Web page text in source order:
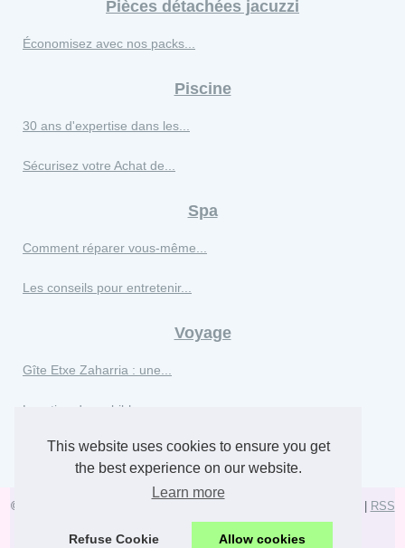
This website uses cookies to ensure you get
the best experience on our website.
Learn more
Refuse Cookie Allow cookies
Pièces détachées jacuzzi
Économisez avec nos packs...
Piscine
30 ans d'expertise dans les...
Sécurisez votre Achat de...
Spa
Comment réparer vous-même...
Les conseils pour entretenir...
Voyage
Gîte Etxe Zaharria : une...
Location de mobil-homes en...
La passionnante aventure...
© 2026
RSS
||
Powered by
vBulletin®Version 5.7.0